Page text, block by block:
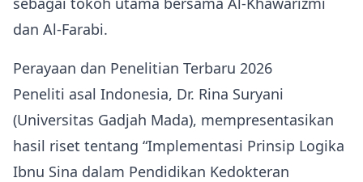
dan Al‑Farabi.
Perayaan dan Penelitian Terbaru 2026
Peneliti asal Indonesia, Dr. Rina Suryani
(Universitas Gadjah Mada), mempresentasikan
hasil riset tentang “Implementasi Prinsip Logika
Ibnu Sina dalam Pendidikan Kedokteran